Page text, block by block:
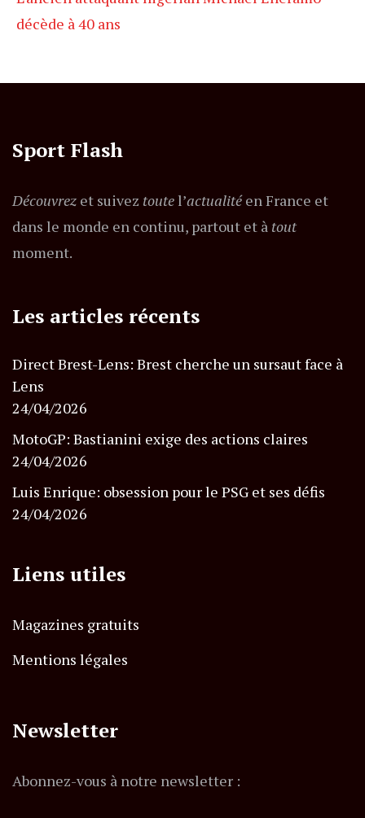
décède à 40 ans
Sport Flash
Découvrez et suivez toutel’actualitéen France et
dans le monde en continu, partout et à tout
moment.
Les articles récents
Direct Brest-Lens: Brest cherche un sursaut face à
Lens
24/04/2026
MotoGP: Bastianini exige des actions claires
24/04/2026
Luis Enrique: obsession pour le PSG et ses défis
24/04/2026
Liens utiles
Magazines gratuits
Mentions légales
Newsletter
Abonnez-vous à notre newsletter :